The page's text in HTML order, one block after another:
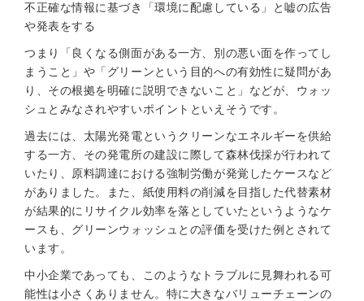
不正確な情報に基づき「環境に配慮している」と嘘の広告
や発表をする
つまり「良くなる側面がある一方、別の悪い面を作ってし
まうこと」や「グリーンという目的への有効性に疑問があ
り、その根拠を明確に説明できないこと」などが、ウォッ
シュとみなされやすいポイントといえそうです。
過去には、太陽光発電というクリーンなエネルギーを供給
する一方、その発電所の建設に際して森林伐採が行われて
いたり、原料調達における強制労働が発覚したケースなど
がありました。また、紙使用料の削減を目指した代替素材
が結果的にリサイクル効率を落としていたというようなケ
ースも、グリーンウォッシュとの評価を受けた例とされて
います。
中小企業であっても、このようなトラブルに見舞われる可
能性は小さくありません。特に大きなバリューチェーンの